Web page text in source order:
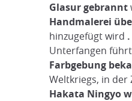
Glasur gebrannt
Handmalerei
hinzugefügt wird .
Unterfangen
Farbgebung
Weltkriegs, in der
Hakata Ningyo